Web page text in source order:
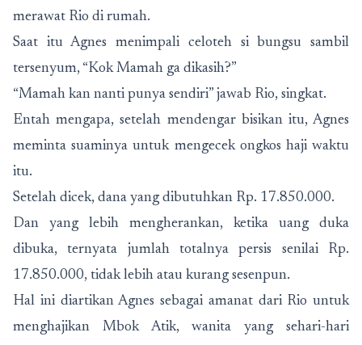
merawat Rio di rumah.
Saat itu Agnes menimpali celoteh si bungsu sambil
tersenyum, “Kok Mamah ga dikasih?”
“Mamah kan nanti punya sendiri” jawab Rio, singkat.
Entah mengapa, setelah mendengar bisikan itu, Agnes
meminta suaminya untuk mengecek ongkos haji waktu
itu.
Setelah dicek, dana yang dibutuhkan Rp. 17.850.000.
Dan yang lebih mengherankan, ketika uang duka
dibuka, ternyata jumlah totalnya persis senilai Rp.
17.850.000, tidak lebih atau kurang sesenpun.
Hal ini diartikan Agnes sebagai amanat dari Rio untuk
menghajikan Mbok Atik, wanita yang sehari-hari